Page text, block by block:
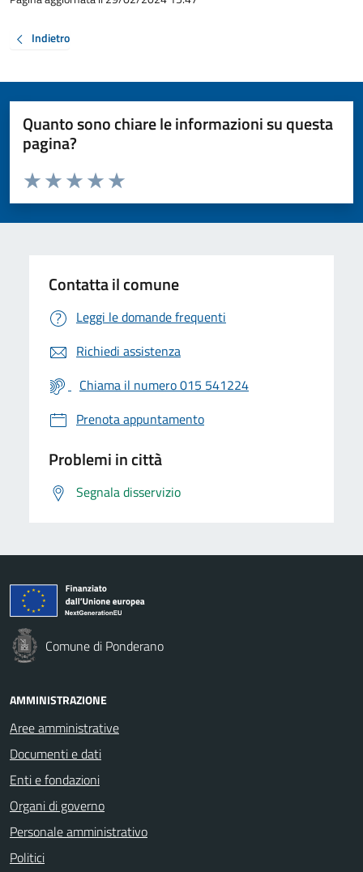
Indietro
Quanto sono chiare le informazioni su questa
pagina?
Valuta da 1 a 5 stelle la pagina
Valuta 5 stelle su 5
Valuta 4 stelle su 5
Valuta 3 stelle su 5
Valuta 2 stelle su 5
Valuta 1 stelle su 5
Contatta il comune
Leggi le domande frequenti
Richiedi assistenza
Chiama il numero 015 541224
Prenota appuntamento
Problemi in città
Segnala disservizio
Comune di Ponderano
AMMINISTRAZIONE
Aree amministrative
Documenti e dati
Enti e fondazioni
Organi di governo
Personale amministrativo
Politici